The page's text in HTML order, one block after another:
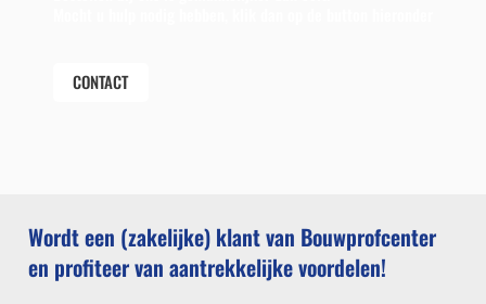
CONTACT
Wordt een (zakelijke) klant van Bouwprofcenter
en profiteer van aantrekkelijke voordelen!